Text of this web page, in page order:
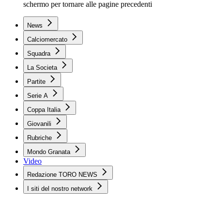
schermo per tornare alle pagine precedenti
News
Calciomercato
Squadra
La Societa
Partite
Serie A
Coppa Italia
Giovanili
Rubriche
Mondo Granata
Video
Redazione TORO NEWS
I siti del nostro network